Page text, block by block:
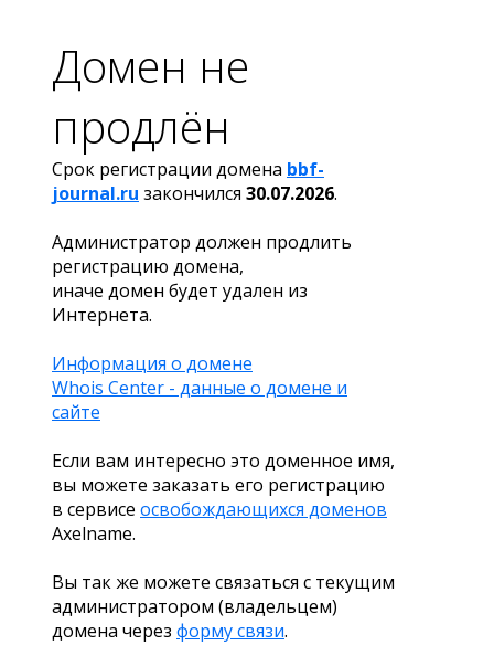
Домен не
продлён
Срок регистрации домена bbf-
journal.ru закончился 30.07.2026.
Администратор должен продлить
регистрацию домена,
иначе домен будет удален из
Интернета.
Информация о домене
Whois Center - данные о домене и
сайте
Если вам интересно это доменное имя,
вы можете заказать его регистрацию
в сервисе освобождающихся доменов
Axelname.
Вы так же можете связаться с текущим
администратором (владельцем)
домена через форму связи.